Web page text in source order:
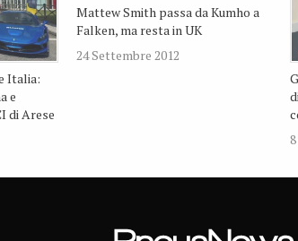
Italia:
e
di Arese
Mattew Smith passa da Kumho a
Falken, ma resta in UK
24 Settembre 2012